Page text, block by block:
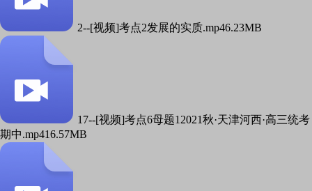
2--[视频]考点2发展的实质.mp46.23MB
17--[视频]考点6母题12021秋·天津河西·高三统考
期中.mp416.57MB